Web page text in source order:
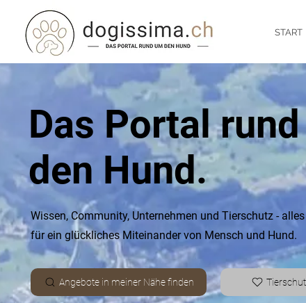
START
Angebote in meiner Nähe finden
Wissen, Community, Unternehmen und Tierschutz - alles
für ein glückliches Miteinander von Mensch und Hund.
Das Portal
den Hund.